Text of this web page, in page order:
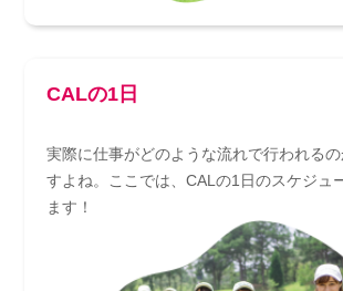
CALの1日
実際に仕事がどのような流れで行われる
すよね。ここでは、CALの1日のスケジュ
ます！